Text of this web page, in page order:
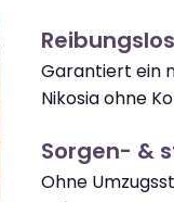
Garantiert ein
Nikosia ohne
Sorgen- &
Ohne